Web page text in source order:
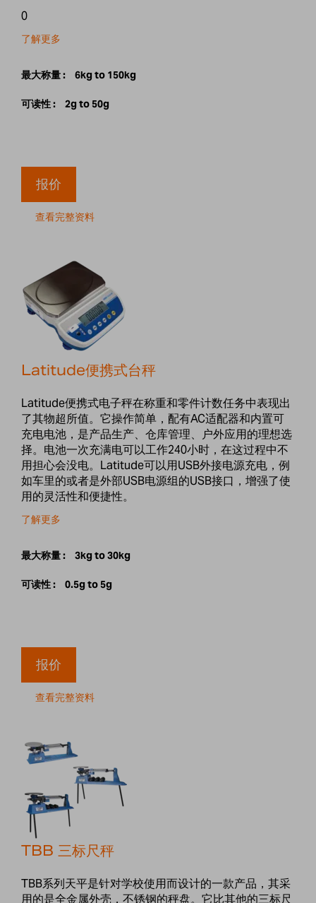
0
了解更多
最大称量 : 6kg to 150kg
可读性 : 2g to 50g
报价
查看完整资料
Latitude便携式台秤
Latitude便携式电子秤在称重和零件计数任务中表现出
了其物超所值。它操作简单，配有AC适配器和内置可
充电电池，是产品生产、仓库管理、户外应用的理想选
择。电池一次充满电可以工作240小时，在这过程中不
用担心会没电。Latitude可以用USB外接电源充电，例
如车里的或者是外部USB电源组的USB接口，增强了使
用的灵活性和便捷性。
了解更多
最大称量 : 3kg to 30kg
可读性 : 0.5g to 5g
报价
查看完整资料
TBB 三标尺秤
TBB系列天平是针对学校使用而设计的一款产品，其采
用的是全金属外壳，不锈钢的秤盘。它比其他的三标尺